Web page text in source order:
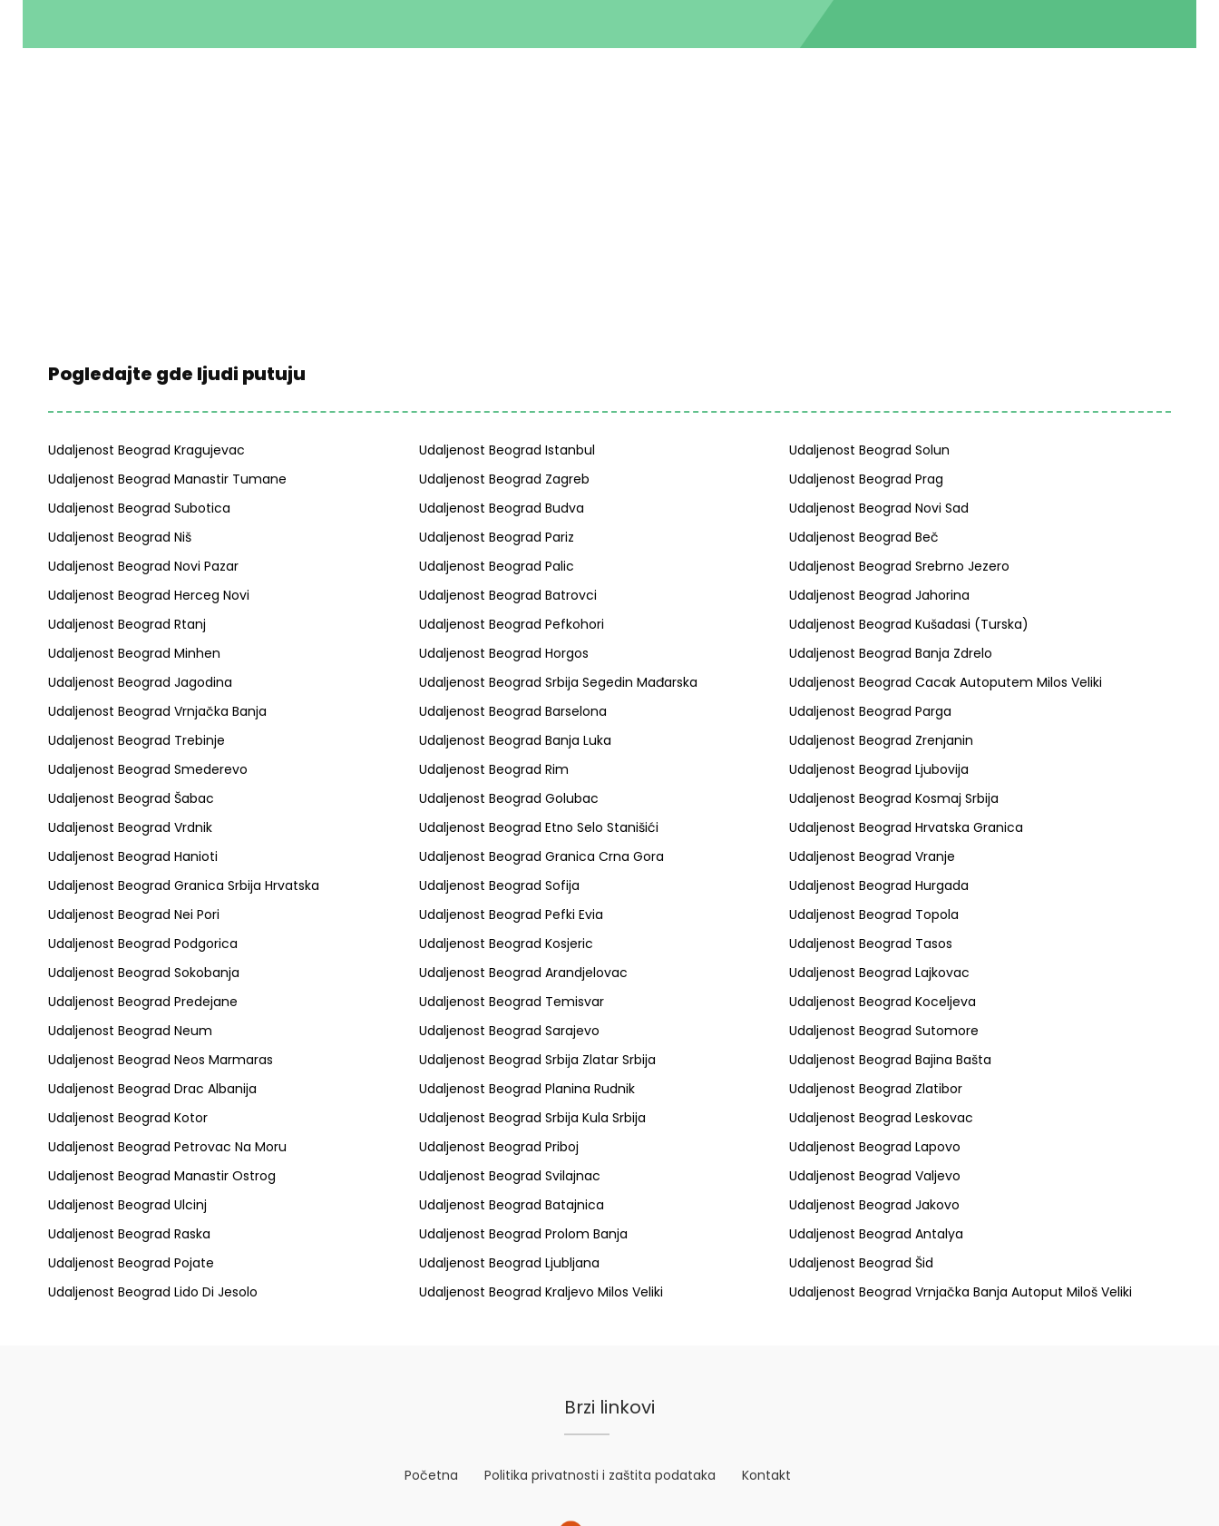
Pogledajte gde ljudi putuju
Udaljenost Beograd Kragujevac Udaljenost Beograd Istanbul
Udaljenost Beograd Solun
Udaljenost Beograd Manastir Tumane
Udaljenost Beograd Zagreb
Udaljenost Beograd Prag
Udaljenost Beograd Subotica
Udaljenost Beograd Budva
Udaljenost Beograd Novi Sad
Udaljenost Beograd Niš
Udaljenost Beograd Pariz
Udaljenost Beograd Beč
Udaljenost Beograd Novi Pazar
Udaljenost Beograd Palic
Udaljenost Beograd Srebrno Jezero
Udaljenost Beograd Herceg Novi
Udaljenost Beograd Batrovci
Udaljenost Beograd Jahorina
Udaljenost Beograd Rtanj
Udaljenost Beograd Pefkohori
Udaljenost Beograd Kušadasi (turska)
Udaljenost Beograd Minhen
Udaljenost Beograd Horgos
Udaljenost Beograd Banja Zdrelo
Udaljenost Beograd Jagodina
Udaljenost Beograd Srbija Segedin Mađarska
Udaljenost Beograd Cacak Autoputem Milos Veliki
Udaljenost Beograd Vrnjačka Banja
Udaljenost Beograd Barselona
Udaljenost Beograd Parga
Udaljenost Beograd Trebinje
Udaljenost Beograd Banja Luka
Udaljenost Beograd Zrenjanin
Udaljenost Beograd Smederevo
Udaljenost Beograd Rim
Udaljenost Beograd Ljubovija
Udaljenost Beograd Šabac
Udaljenost Beograd Golubac
Udaljenost Beograd Kosmaj Srbija
Udaljenost Beograd Vrdnik
Udaljenost Beograd Etno Selo Stanišići
Udaljenost Beograd Hrvatska Granica
Udaljenost Beograd Hanioti
Udaljenost Beograd Granica Crna Gora
Udaljenost Beograd Vranje
Udaljenost Beograd Granica Srbija Hrvatska
Udaljenost Beograd Sofija
Udaljenost Beograd Hurgada
Udaljenost Beograd Nei Pori
Udaljenost Beograd Pefki Evia
Udaljenost Beograd Topola
Udaljenost Beograd Podgorica
Udaljenost Beograd Kosjeric
Udaljenost Beograd Tasos
Udaljenost Beograd Sokobanja
Udaljenost Beograd Arandjelovac
Udaljenost Beograd Lajkovac
Udaljenost Beograd Predejane
Udaljenost Beograd Temisvar
Udaljenost Beograd Koceljeva
Udaljenost Beograd Neum
Udaljenost Beograd Sarajevo
Udaljenost Beograd Sutomore
Udaljenost Beograd Neos Marmaras
Udaljenost Beograd Srbija Zlatar Srbija
Udaljenost Beograd Bajina Bašta
Udaljenost Beograd Drac Albanija
Udaljenost Beograd Planina Rudnik
Udaljenost Beograd Zlatibor
Udaljenost Beograd Kotor
Udaljenost Beograd Srbija Kula Srbija
Udaljenost Beograd Leskovac
Udaljenost Beograd Petrovac Na Moru
Udaljenost Beograd Priboj
Udaljenost Beograd Lapovo
Udaljenost Beograd Manastir Ostrog
Udaljenost Beograd Svilajnac
Udaljenost Beograd Valjevo
Udaljenost Beograd Ulcinj
Udaljenost Beograd Batajnica
Udaljenost Beograd Jakovo
Udaljenost Beograd Raska
Udaljenost Beograd Prolom Banja
Udaljenost Beograd Antalya
Udaljenost Beograd Pojate
Udaljenost Beograd Ljubljana
Udaljenost Beograd Šid
Udaljenost Beograd Lido Di Jesolo
Udaljenost Beograd Kraljevo Milos Veliki Udaljenost Beograd Vrnjačka Banja Autoput Miloš Veliki
Brzi linkovi
Početna Politika privatnosti i zaštita podataka Kontakt